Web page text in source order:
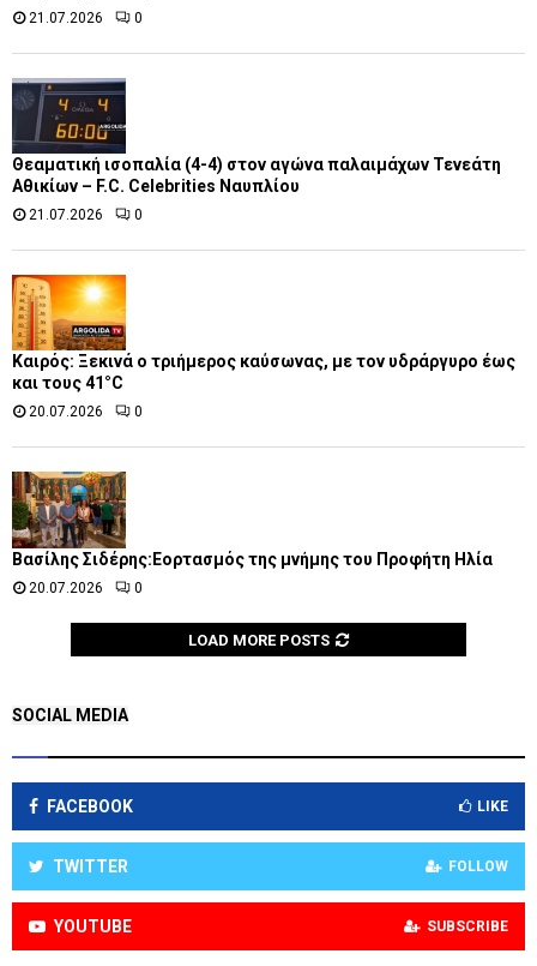
21.07.2026 0
Θεαματική ισοπαλία (4-4) στον αγώνα παλαιμάχων Τενεάτη
Αθικίων – F.C. Celebrities Ναυπλίου
21.07.2026 0
Καιρός: Ξεκινά ο τριήμερος καύσωνας, με τον υδράργυρο έως
και τους 41°C
20.07.2026 0
Βασίλης Σιδέρης:Εορτασμός της μνήμης του Προφήτη Ηλία
20.07.2026 0
LOAD MORE POSTS
SOCIAL MEDIA
FACEBOOK LIKE
TWITTER FOLLOW
YOUTUBE SUBSCRIBE